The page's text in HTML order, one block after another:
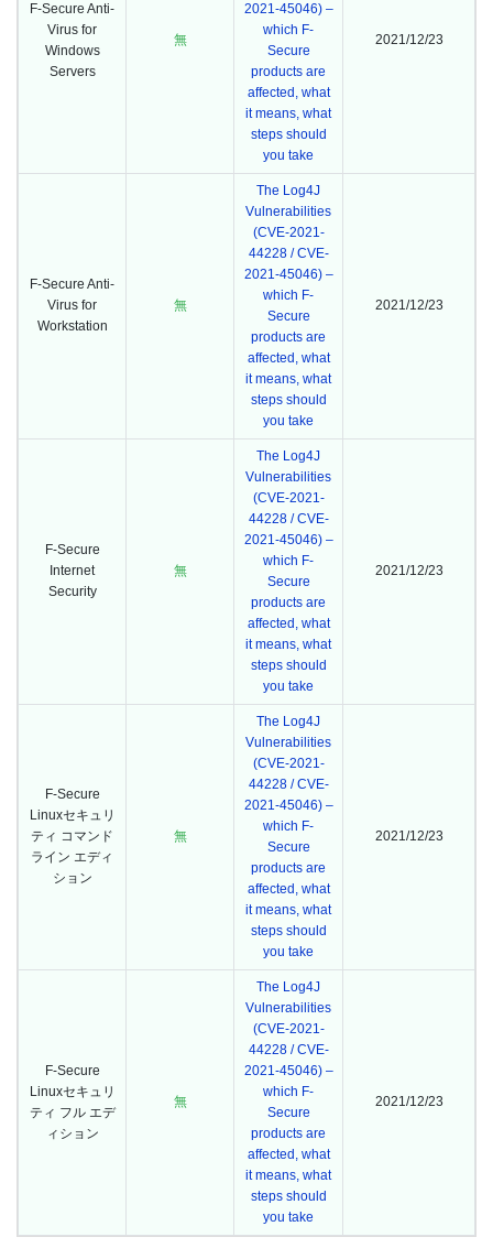
F-Secure Anti-
Virus for
Windows
Servers
無
2021-45046) –
which F-
Secure
products are
affected, what
it means, what
steps should
you take
2021/12/23
F-Secure Anti-
Virus for
Workstation
無
The Log4J
Vulnerabilities
(CVE-2021-
44228 / CVE-
2021-45046) –
which F-
Secure
products are
affected, what
it means, what
steps should
you take
2021/12/23
F-Secure
Internet
Security
無
The Log4J
Vulnerabilities
(CVE-2021-
44228 / CVE-
2021-45046) –
which F-
Secure
products are
affected, what
it means, what
steps should
you take
2021/12/23
F-Secure
Linuxセキュリ
ティ コマンド
ライン エディ
ション
無
The Log4J
Vulnerabilities
(CVE-2021-
44228 / CVE-
2021-45046) –
which F-
Secure
products are
affected, what
it means, what
steps should
you take
2021/12/23
F-Secure
Linuxセキュリ
ティ フル エデ
ィション
無
The Log4J
Vulnerabilities
(CVE-2021-
44228 / CVE-
2021-45046) –
which F-
Secure
products are
affected, what
it means, what
steps should
you take
2021/12/23